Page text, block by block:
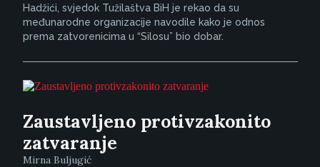
Hadžići, svjedok Tužilaštva BiH je rekao da su
međunarodne organizacije navodile kako je odnos
prema zatvorenicima u “Silosu” bio dobar.
Zaustavljeno protivzakonito
zatvaranje
Mirna Buljugić